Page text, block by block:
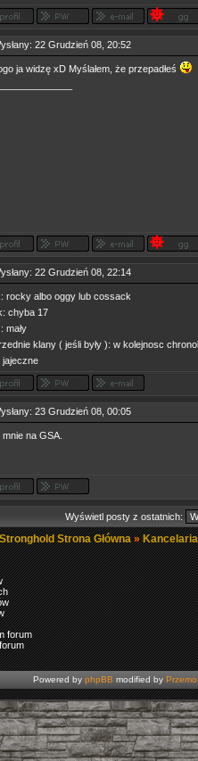
22 Grudzień 08, 20:52
ja widzę xD Myślałem, że przepadłeś
22 Grudzień 08, 22:14
rocky albo oggy lub cossack
chyba 17
mały
klany ( jeśli były ): w kolejnosc
jajeczne
23 Grudzień 08, 00:05
mnie na GSA.
Wyświetl posty z ostatnich:
Strona Główna»
forum
Powered by phpBB modified by Przemo